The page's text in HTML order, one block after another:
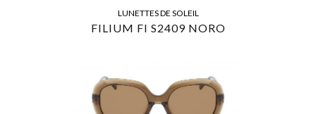
LUNETTES DE SOLEIL
FILIUM FI S2409 NORO